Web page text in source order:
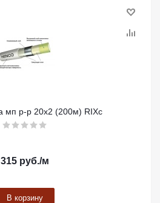
HENCO труба мп р-р 20х2 (200м) RIXc
315 руб./м
В корзину